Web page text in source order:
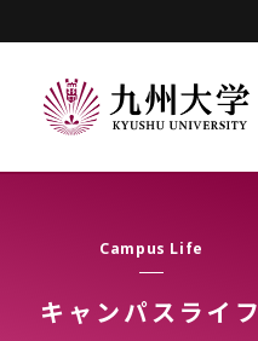
Campus Life
キャンパスライフ